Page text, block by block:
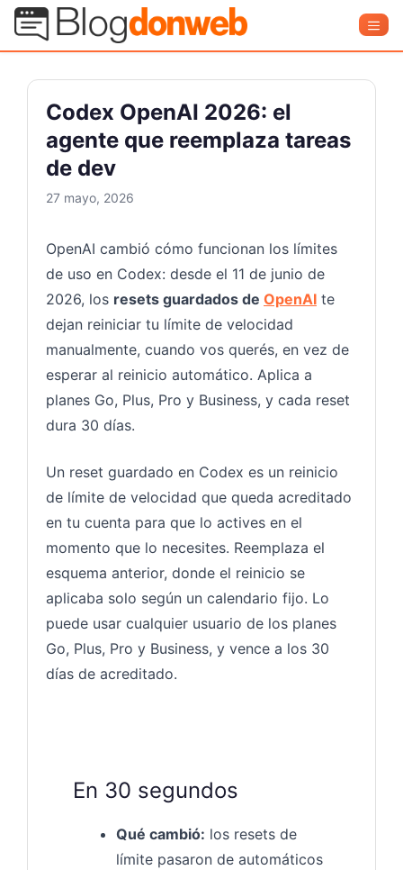
Saltar
contenido
Blog Donweb
Codex OpenAI 2026: el
agente que reemplaza tareas
de dev
27 mayo, 2026
OpenAI cambió cómo funcionan los límites
de uso en Codex: desde el 11 de junio de
2026, los resets guardados de OpenAI te
dejan reiniciar tu límite de velocidad
manualmente, cuando vos querés, en vez de
esperar al reinicio automático. Aplica a
planes Go, Plus, Pro y Business, y cada reset
dura 30 días.
Un reset guardado en Codex es un reinicio
de límite de velocidad que queda acreditado
en tu cuenta para que lo actives en el
momento que lo necesites. Reemplaza el
esquema anterior, donde el reinicio se
aplicaba solo según un calendario fijo. Lo
puede usar cualquier usuario de los planes
Go, Plus, Pro y Business, y vence a los 30
días de acreditado.
En 30 segundos
Qué cambió: los resets de
límite pasaron de automáticos